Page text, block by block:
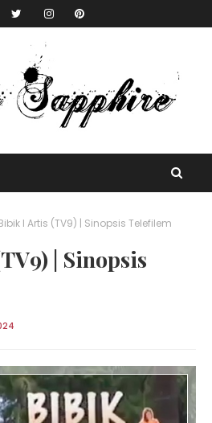
I Artis (TV9) | Sinopsis Telefilem
| Sinopsis